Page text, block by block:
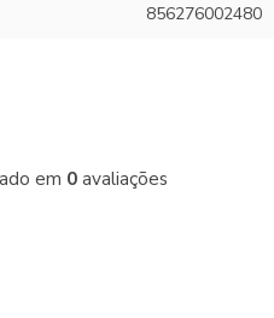
856276002480
em 0avaliações